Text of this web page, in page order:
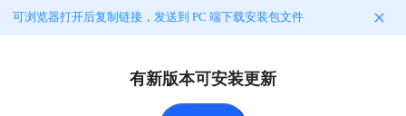
可浏览器打开后复制链接，发送到 PC 端下载安装包文件
有新版本可安装更新